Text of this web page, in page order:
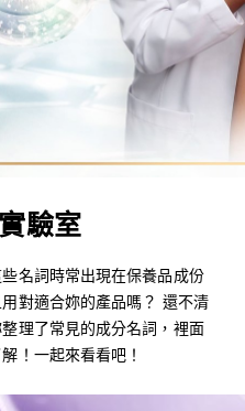
驗室
名詞時常出現在保養品成份
對適合妳的產品嗎？ 還不清
理了常見的成分名詞，裡面
！一起來看看吧！